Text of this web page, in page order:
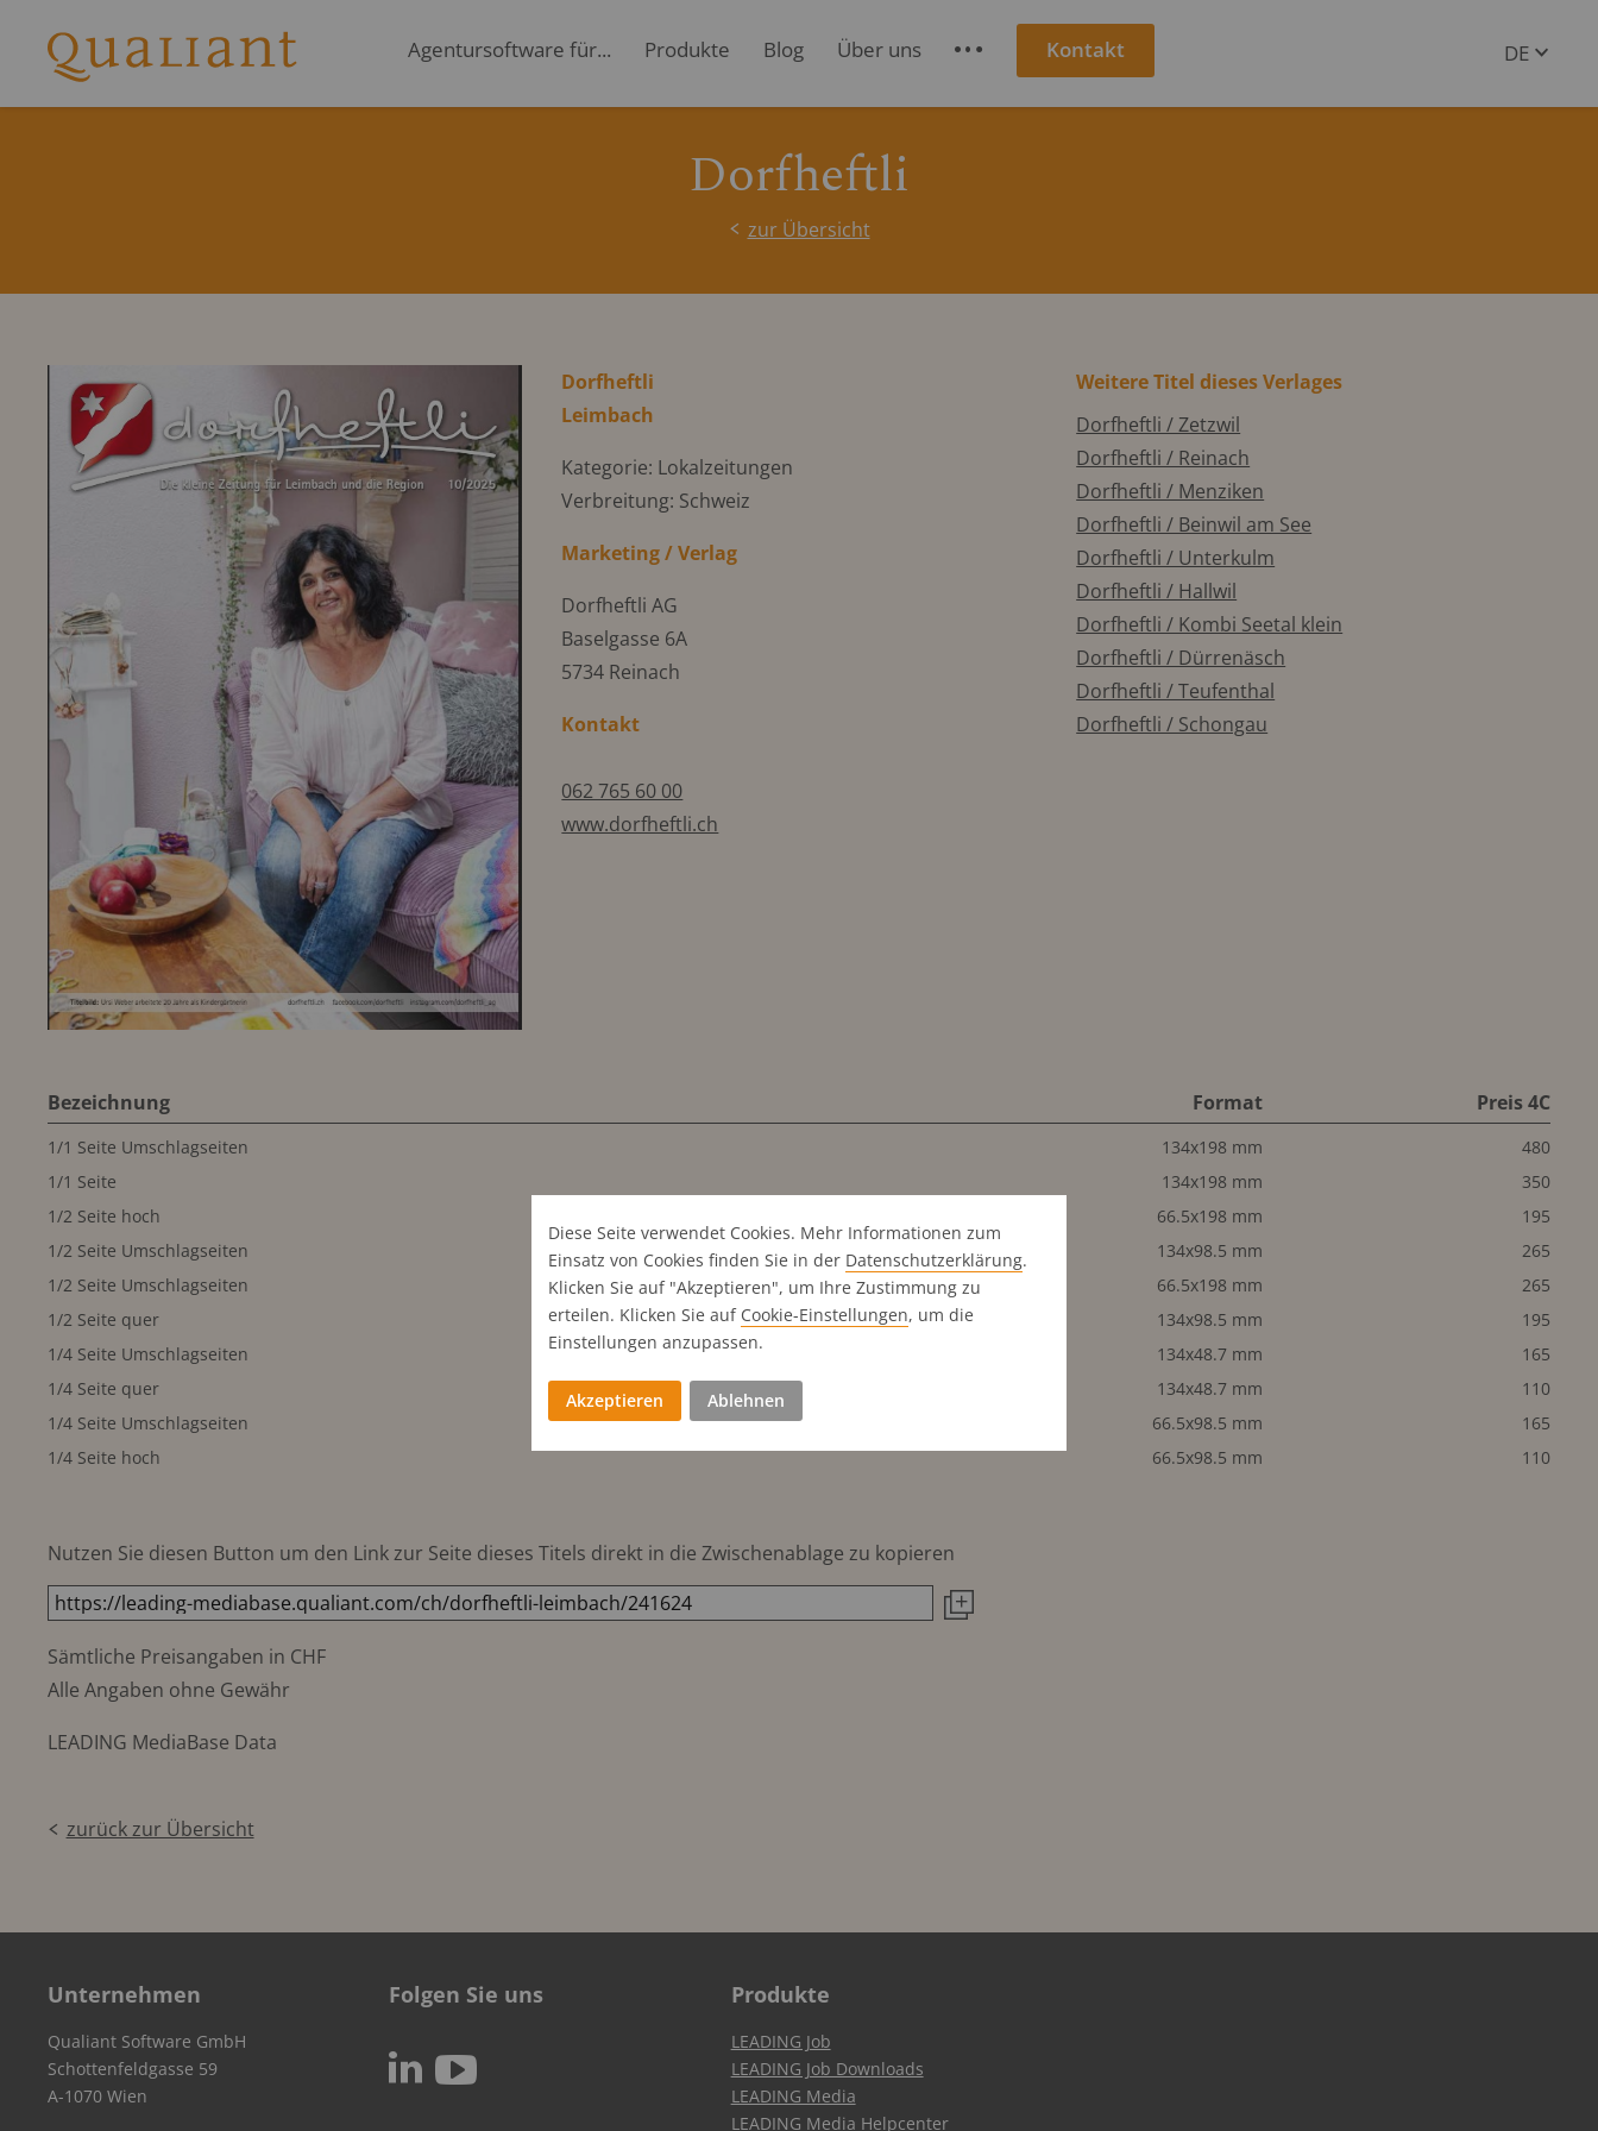
Agentursoftware für... Produkte Blog Über uns S Kontakt
DE
Dorfheftli
zur Übersicht
Dorfheftli
Leimbach
Kategorie: Lokalzeitungen
Verbreitung: Schweiz
Marketing / Verlag
Dorfheftli AG
Baselgasse 6A
5734 Reinach
Kontakt
062 765 60 00
www.dorfheftli.ch
Weitere Titel dieses Verlages
Dorfheftli / Zetzwil
Dorfheftli / Reinach
Dorfheftli / Menziken
Dorfheftli / Beinwil am See
Dorfheftli / Unterkulm
Dorfheftli / Hallwil
Dorfheftli / Kombi Seetal klein
Dorfheftli / Dürrenäsch
Dorfheftli / Teufenthal
Dorfheftli / Schongau
Bezeichnung Format Preis 4C
1/1 Seite Umschlagseiten 134x198 mm
480
1/1 Seite
134x198 mm
350
1/2 Seite hoch
66.5x198 mm
195
1/2 Seite Umschlagseiten
134x98.5 mm
265
1/2 Seite Umschlagseiten
66.5x198 mm
265
1/2 Seite quer
134x98.5 mm
195
1/4 Seite Umschlagseiten
134x48.7 mm
165
1/4 Seite quer
134x48.7 mm
110
1/4 Seite Umschlagseiten
66.5x98.5 mm
165
1/4 Seite hoch
66.5x98.5 mm 110
Nutzen Sie diesen Button um den Link zur Seite dieses Titels direkt in die Zwischenablage zu kopieren
Sämtliche Preisangaben in CHF
Alle Angaben ohne Gewähr
LEADING MediaBase Data
zurück zur Übersicht
Unternehmen
Qualiant Software GmbH
Schottenfeldgasse 59
A-1070 Wien
Folgen Sie uns
N c
Produkte
LEADING Job
LEADING Job Downloads
LEADING Media
LEADING Media Helpcenter
Diese Seite verwendet Cookies. Mehr Informationen zum
Einsatz von Cookies finden Sie in der Datenschutz­erklärung.
Klicken Sie auf "Akzeptieren", um Ihre Zustimmung zu
erteilen. Klicken Sie auf Cookie-Einstellungen, um die
Einstellungen anzupassen.
Akzeptieren Ablehnen